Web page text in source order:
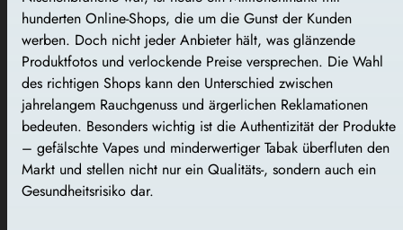
hunderten Online-Shops, die um die Gunst der Kunden
werben. Doch nicht jeder Anbieter hält, was glänzende
Produktfotos und verlockende Preise versprechen. Die Wahl
des richtigen Shops kann den Unterschied zwischen
jahrelangem Rauchgenuss und ärgerlichen Reklamationen
bedeuten. Besonders wichtig ist die Authentizität der Produkte
– gefälschte Vapes und minderwertiger Tabak überfluten den
Markt und stellen nicht nur ein Qualitäts-, sondern auch ein
Gesundheitsrisiko dar.